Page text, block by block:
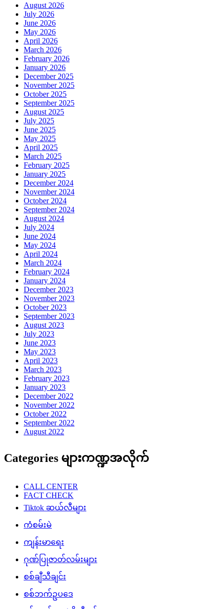
August 2026
July 2026
June 2026
May 2026
April 2026
March 2026
February 2026
January 2026
December 2025
November 2025
October 2025
September 2025
August 2025
July 2025
June 2025
May 2025
April 2025
March 2025
February 2025
January 2025
December 2024
November 2024
October 2024
September 2024
August 2024
July 2024
June 2024
May 2024
April 2024
March 2024
February 2024
January 2024
December 2023
November 2023
October 2023
September 2023
August 2023
July 2023
June 2023
May 2023
April 2023
March 2023
February 2023
January 2023
December 2022
November 2022
October 2022
September 2022
August 2022
Categories များကဏ္ဍအလိုက်
CALL CENTER
FACT CHECK
Tiktok ဆယ်လီများ
ကံစမ်းမဲ
ကျန်းမာရေး
ဂုဏ်ပြုဇာတ်လမ်းများ
စစ်ချီသီချင်း
စစ်ဘက်ဥပဒေ